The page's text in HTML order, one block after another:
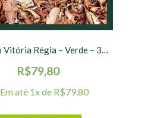
Descanso Vitória Régia – Verde – 30 x 30 cm
R$79,80
Em até 1x de R$79,80